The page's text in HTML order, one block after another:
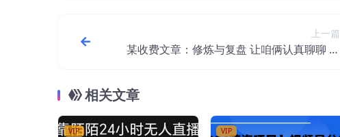
上一篇
某收费文章：修炼与复盘 让咱俩认真聊聊 人
相关文章
VIP VIP